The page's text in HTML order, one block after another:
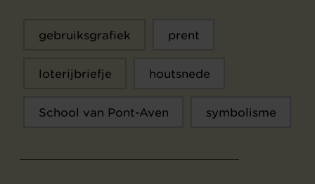
gebruiksgrafiek prent
loterijbriefje houtsnede
School van Pont-Aven symbolisme